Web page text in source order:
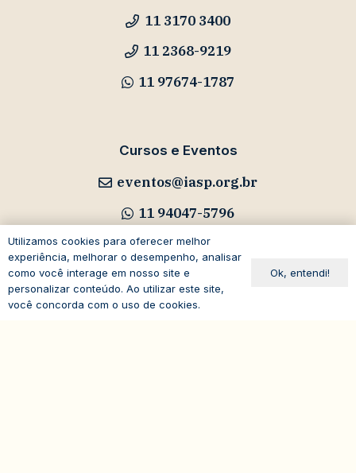
11 3170 3400
11 2368-9219
11 97674-1787
Cursos e Eventos
eventos@iasp.org.br
11 94047-5796
Avenida Paulista, 1294
Utilizamos cookies para oferecer melhor
experiência, melhorar o desempenho, analisar
como você interage em nosso site e
personalizar conteúdo. Ao utilizar este site,
você concorda com o uso de cookies.
Ok, entendi!